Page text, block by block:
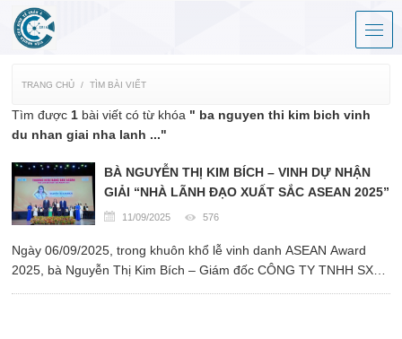
TRANG CHỦ TÌM BÀI VIẾT
Tìm được 1 bài viết có từ khóa " ba nguyen thi kim bich vinh
du nhan giai nha lanh ..."
BÀ NGUYỄN THỊ KIM BÍCH – VINH DỰ NHẬN
GIẢI “NHÀ LÃNH ĐẠO XUẤT SẮC ASEAN 2025”
11/09/2025 576
Ngày 06/09/2025, trong khuôn khổ lễ vinh danh ASEAN Award
2025, bà Nguyễn Thị Kim Bích – Giám đốc CÔNG TY TNHH SX-